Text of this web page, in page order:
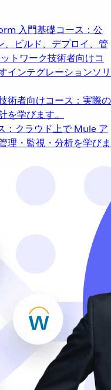
入門基礎コース：公
ビルド、デプロイ、管
トワーク技術者向けコ
インテグレーションソリ
術者向けコース：実際の
学びます。
：クラウド上で Mule ア
理・監視・分析を学びま